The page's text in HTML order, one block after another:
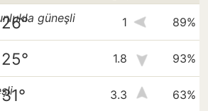
26° 1 89%
25° 1.8 93%
31° 3.3 63%